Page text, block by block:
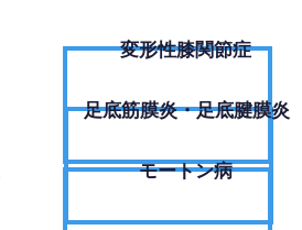
変形性膝関節症
足底筋膜炎・足底腱膜炎
モートン病